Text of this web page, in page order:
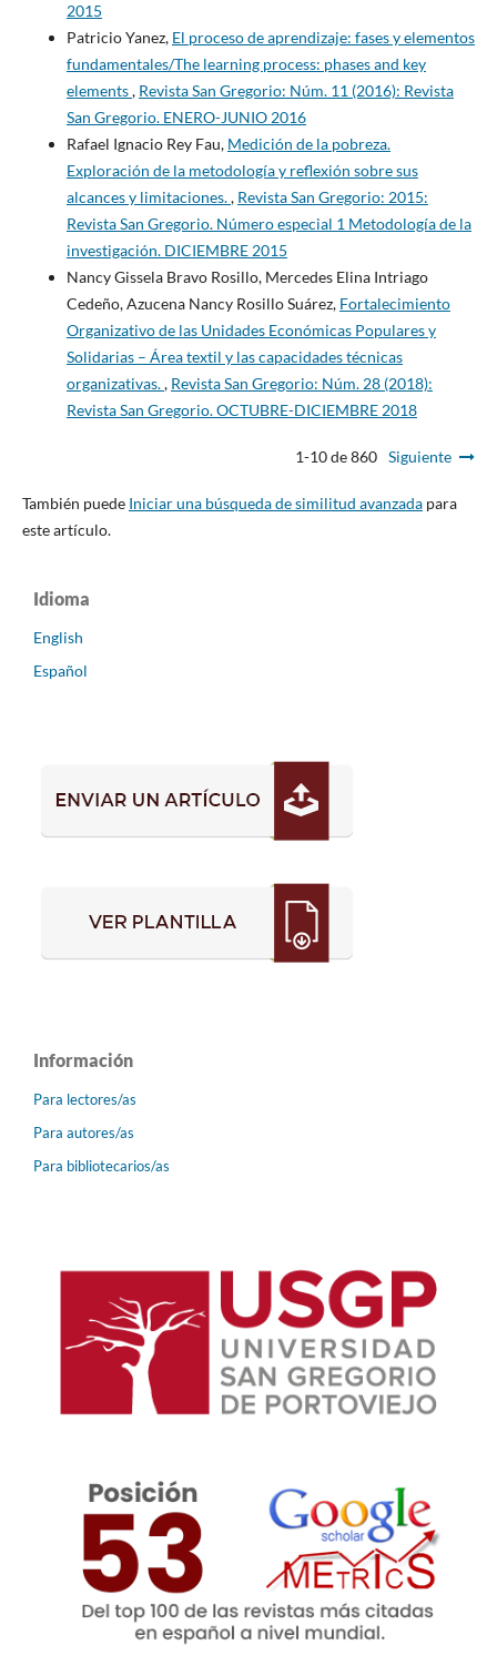
2015
Patricio Yanez, El proceso de aprendizaje: fases y elementos
fundamentales/The learning process: phases and key
elements, Revista San Gregorio: Núm. 11 (2016): Revista
San Gregorio. ENERO-JUNIO 2016
Rafael Ignacio Rey Fau, Medición de la pobreza.
Exploración de la metodología y reflexión sobre sus
alcances y limitaciones., Revista San Gregorio: 2015:
Revista San Gregorio. Número especial 1 Metodología de la
investigación. DICIEMBRE 2015
Nancy Gissela Bravo Rosillo, Mercedes Elina Intriago
Cedeño, Azucena Nancy Rosillo Suárez, Fortalecimiento
Organizativo de las Unidades Económicas Populares y
Solidarias – Área textil y las capacidades técnicas
organizativas., Revista San Gregorio: Núm. 28 (2018):
Revista San Gregorio. OCTUBRE-DICIEMBRE 2018
1-10 de 860 Siguiente
También puede Iniciar una búsqueda de similitud avanzadapara
este artículo.
Idioma
English
Español
Información
Para lectores/as
Para autores/as
Para bibliotecarios/as